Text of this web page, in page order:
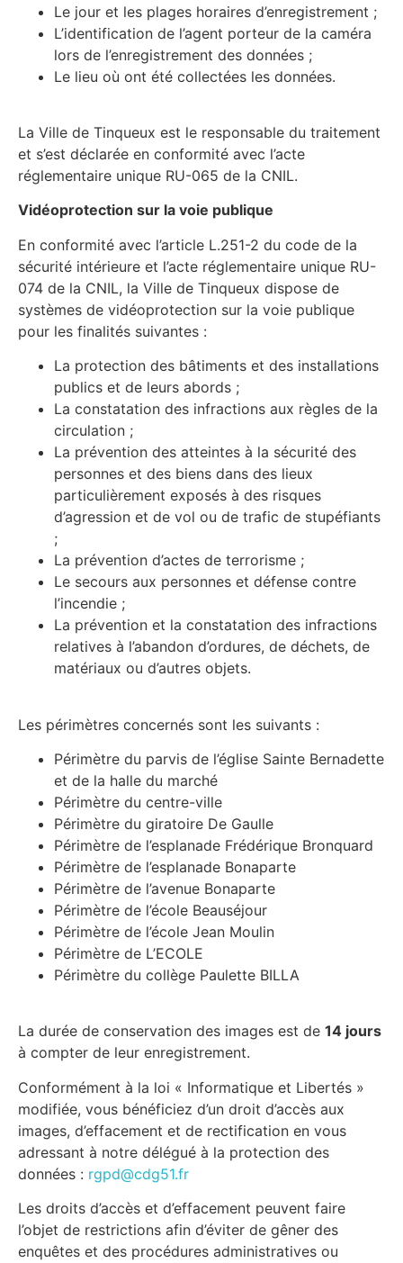
Le jour et les plages horaires d’enregistrement ;
L’identification de l’agent porteur de la caméra
lors de l’enregistrement des données ;
Le lieu où ont été collectées les données.
La Ville de Tinqueux est le responsable du traitement
et s’est déclarée en conformité avec l’acte
réglementaire unique RU-065 de la CNIL.
Vidéoprotection sur la voie publique
En conformité avec l’article L.251-2 du code de la
sécurité intérieure et l’acte réglementaire unique RU-
074 de la CNIL, la Ville de Tinqueux dispose de
systèmes de vidéoprotection sur la voie publique
pour les finalités suivantes :
La protection des bâtiments et des installations
publics et de leurs abords ;
La constatation des infractions aux règles de la
circulation ;
La prévention des atteintes à la sécurité des
personnes et des biens dans des lieux
particulièrement exposés à des risques
d’agression et de vol ou de trafic de stupéfiants
;
La prévention d’actes de terrorisme ;
Le secours aux personnes et défense contre
l’incendie ;
La prévention et la constatation des infractions
relatives à l’abandon d’ordures, de déchets, de
matériaux ou d’autres objets.
Les périmètres concernés sont les suivants :
Périmètre du parvis de l’église Sainte Bernadette
et de la halle du marché
Périmètre du centre-ville
Périmètre du giratoire De Gaulle
Périmètre de l’esplanade Frédérique Bronquard
Périmètre de l’esplanade Bonaparte
Périmètre de l’avenue Bonaparte
Périmètre de l’école Beauséjour
Périmètre de l’école Jean Moulin
Périmètre de L’ECOLE
Périmètre du collège Paulette BILLA
La durée de conservation des images est de 14 jours
à compter de leur enregistrement.
Conformément à la loi « Informatique et Libertés »
modifiée, vous bénéficiez d’un droit d’accès aux
images, d’effacement et de rectification en vous
adressant à notre délégué à la protection des
données : rgpd@cdg51.fr
Les droits d’accès et d’effacement peuvent faire
l’objet de restrictions afin d’éviter de gêner des
enquêtes et des procédures administratives ou